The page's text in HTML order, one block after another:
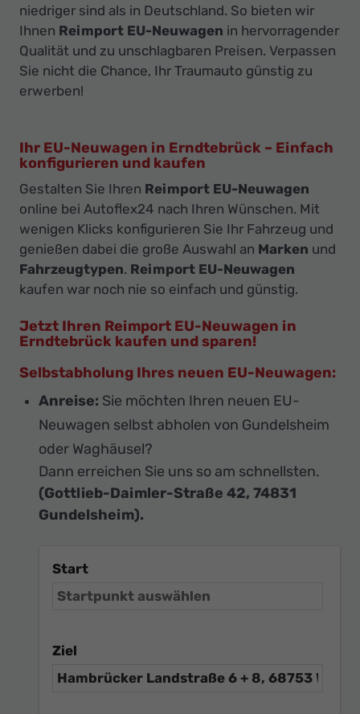
niedriger sind als in Deutschland. So bieten wir
Ihnen Reimport EU-Neuwagen in hervorragender
Qualität und zu unschlagbaren Preisen. Verpassen
Sie nicht die Chance, Ihr Traumauto günstig zu
erwerben!
Ihr EU-Neuwagen in Erndtebrück – Einfach
konfigurieren und kaufen
Gestalten Sie Ihren Reimport EU-Neuwagen
online bei Autoflex24 nach Ihren Wünschen. Mit
wenigen Klicks konfigurieren Sie Ihr Fahrzeug und
genießen dabei die große Auswahl an Marken und
Fahrzeugtypen. Reimport EU-Neuwagen
kaufen war noch nie so einfach und günstig.
Jetzt Ihren Reimport EU-Neuwagen in
Erndtebrück kaufen und sparen!
Selbstabholung Ihres neuen EU-Neuwagen:
Anreise: Sie möchten Ihren neuen EU-
Neuwagen selbst abholen von Gundelsheim
oder Waghäusel?
Dann erreichen Sie uns so am schnellsten.
(Gottlieb-Daimler-Straße 42, 74831
Gundelsheim).
Start
Ziel